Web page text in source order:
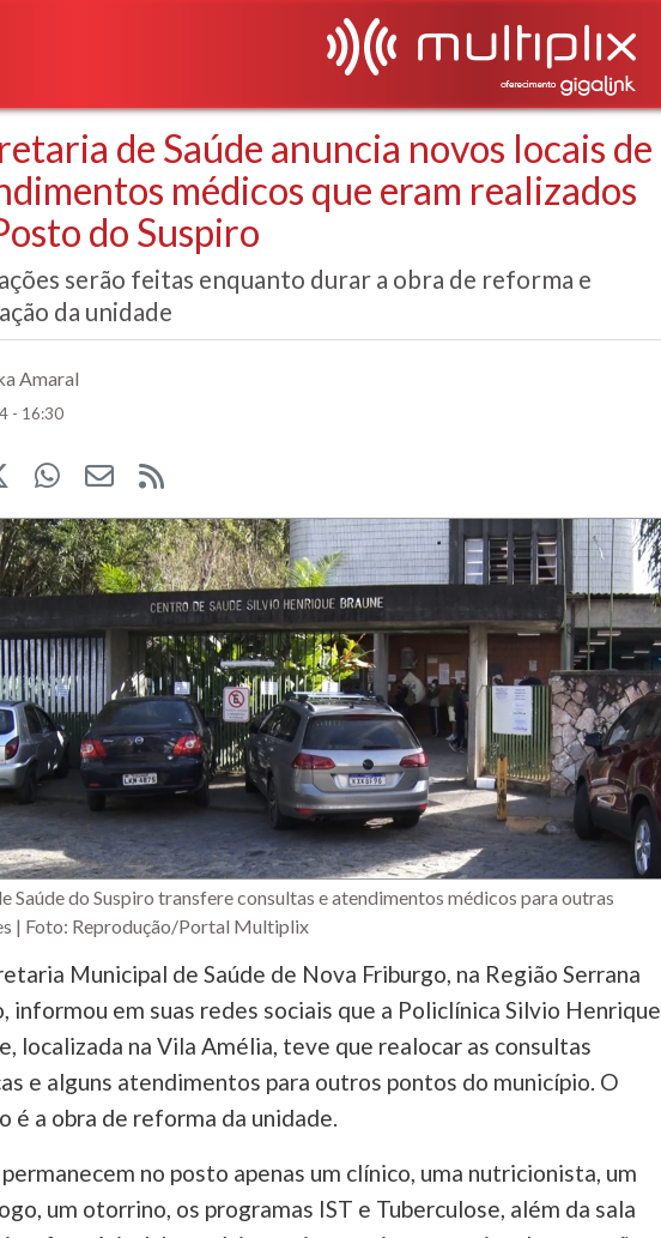
de Saúde anuncia novos locais de
médicos que eram realizados
do Suspiro
serão feitas enquanto durar a obra de reforma e
da unidade
Amaral
- 16:30
Saúde do Suspiro transfere consultas e atendimentos médicos para outras
| Foto: Reprodução/Portal Multiplix
Municipal de Saúde de Nova Friburgo, na Região Serrana
informou em suas redes sociais que a Policlínica Silvio Henrique
localizada na Vila Amélia, teve que realocar as consultas
e alguns atendimentos para outros pontos do município. O
é a obra de reforma da unidade.
no posto apenas um clínico, uma nutricionista, um
um otorrino, os programas IST e Tuberculose, além da sala